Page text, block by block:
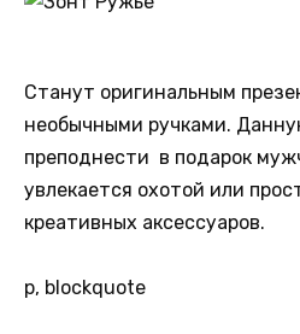
Станут оригинальным
необычными ручками.
преподнести в подарок
увлекается охотой или
креативных аксессуаров.
p, blockquote